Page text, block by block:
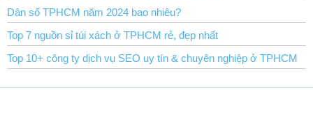
Dân số TPHCM năm 2024 bao nhiêu?
Top 7 nguồn sỉ túi xách ở TPHCM rẻ, đẹp nhất
Top 10+ công ty dịch vụ SEO uy tín & chuyên nghiệp ở TPHCM